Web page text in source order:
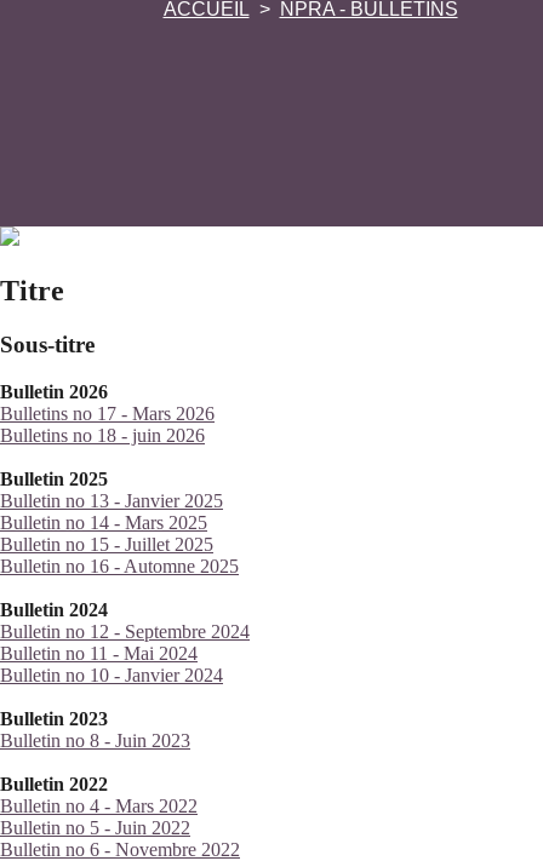
ACCUEIL NPRA - BULLETINS
Titre
Sous-titre
Bulletin 2026
Bulletins no 17 - Mars 2026
Bulletins no 18 - juin 2026
Bulletin 2025
Bulletin no 13 - Janvier 2025
Bulletin no 14 - Mars 2025
Bulletin no 15 - Juillet 2025
Bulletin no 16 - Automne 2025
Bulletin 2024
Bulletin no 12 - Septembre 2024
Bulletin no 11 - Mai 2024
Bulletin no 10 - Janvier 2024
Bulletin 2023
Bulletin no 8 - Juin 2023
Bulletin 2022
Bulletin no 4 - Mars 2022
Bulletin no 5 - Juin 2022
Bulletin no 6 - Novembre 2022